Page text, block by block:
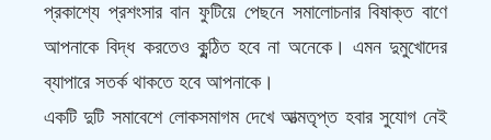
প্রকাশ্যে প্রশংসার বান ফুটিয়ে পেছনে সমালোচনার বিষাক্ত বাণে
আপনাকে বিদ্ধ করতেও কুন্ঠিত হবে না অনেকে। এমন দুমুখোদের
ব্যাপারে সতর্ক থাকতে হবে আপনাকে।
একটি দুটি সমাবেশে লোকসমাগম দেখে আত্মতৃপ্ত হবার সুযোগ নেই